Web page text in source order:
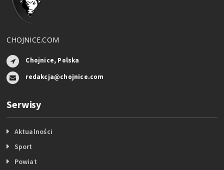
CHOJNICE.COM
Chojnice, Polska
redakcja@chojnice.com
Serwisy
Aktualności
Sport
Powiat